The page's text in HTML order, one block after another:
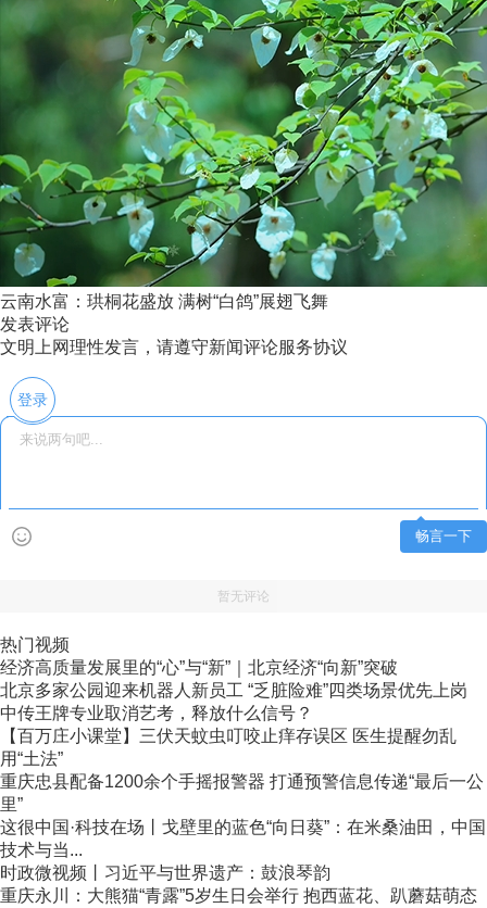
云南水富：珙桐花盛放 满树“白鸽”展翅飞舞
发表评论
文明上网理性发言，请遵守新闻评论服务协议
登录
畅言一下
暂无评论
热门视频
经济高质量发展里的“心”与“新”｜北京经济“向新”突破
北京多家公园迎来机器人新员工 “乏脏险难”四类场景优先上岗
中传王牌专业取消艺考，释放什么信号？
【百万庄小课堂】三伏天蚊虫叮咬止痒存误区 医生提醒勿乱
用“土法”
重庆忠县配备1200余个手摇报警器 打通预警信息传递“最后一公
里”
这很中国·科技在场丨戈壁里的蓝色“向日葵”：在米桑油田，中国
技术与当...
时政微视频丨习近平与世界遗产：鼓浪琴韵
重庆永川：大熊猫“青露”5岁生日会举行 抱西蓝花、趴蘑菇萌态